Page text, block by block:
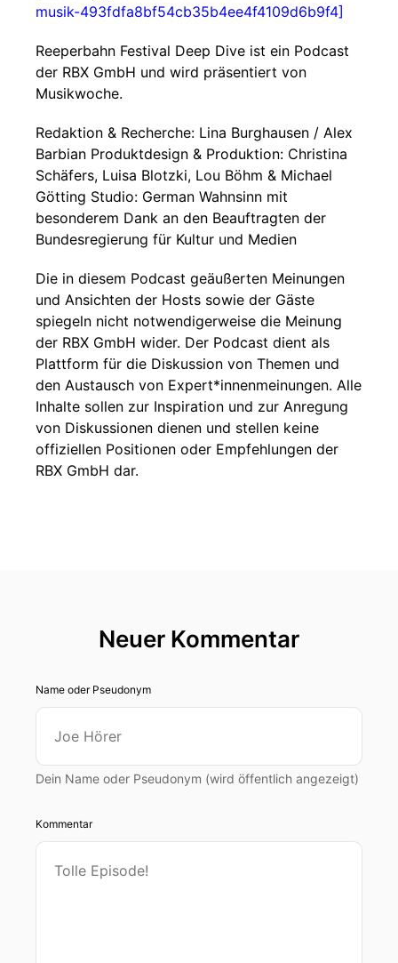
musik-493fdfa8bf54cb35b4ee4f4109d6b9f4]
Reeperbahn Festival Deep Dive ist ein Podcast
der RBX GmbH und wird präsentiert von
Musikwoche.
Redaktion & Recherche: Lina Burghausen / Alex
Barbian Produktdesign & Produktion: Christina
Schäfers, Luisa Blotzki, Lou Böhm & Michael
Götting Studio: German Wahnsinn mit
besonderem Dank an den Beauftragten der
Bundesregierung für Kultur und Medien
Die in diesem Podcast geäußerten Meinungen
und Ansichten der Hosts sowie der Gäste
spiegeln nicht notwendigerweise die Meinung
der RBX GmbH wider. Der Podcast dient als
Plattform für die Diskussion von Themen und
den Austausch von Expert*innenmeinungen. Alle
Inhalte sollen zur Inspiration und zur Anregung
von Diskussionen dienen und stellen keine
offiziellen Positionen oder Empfehlungen der
RBX GmbH dar.
Neuer Kommentar
Name oder Pseudonym
Dein Name oder Pseudonym (wird öffentlich angezeigt)
Kommentar